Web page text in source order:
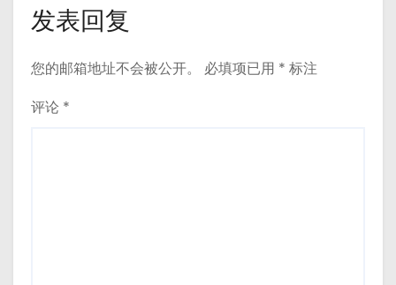
发表回复
您的邮箱地址不会被公开。 必填项已用 * 标注
评论 *